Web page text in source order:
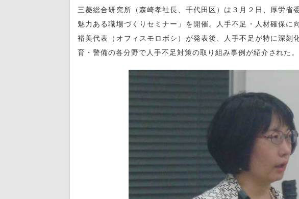
三菱総合研究所（森崎孝社長、千代田区）は３月２日、厚労省
魅力ある職場づくりセミナー」を開催。人手不足・人材確保に
裕美代表（オフィスモロボシ）が発表後、人手不足が特に深刻
育・警備の各分野で人手不足対策の取り組み事例が紹介された。